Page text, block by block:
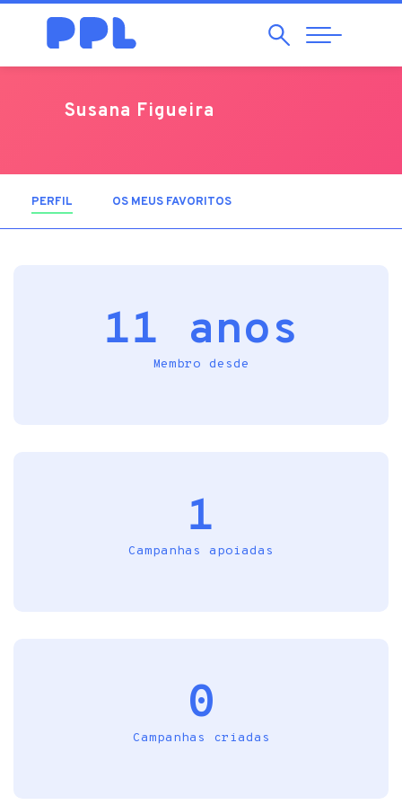
Pesquisar
Abrir
Navegação
Susana Figueira
PERFIL (SEPARADOR ATIVO)
OS MEUS FAVORITOS
11 anos
Membro desde
1
Campanhas apoiadas
0
Campanhas criadas